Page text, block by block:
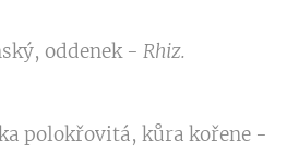
oddenek - Rhiz.
polokřovitá, kůra kořene -